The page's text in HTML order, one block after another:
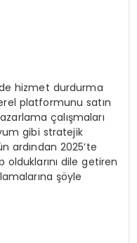
hizmet durdurma
platformunu satın
çalışmaları
gibi stratejik
ardından 2025’te
dile getiren
şöyle